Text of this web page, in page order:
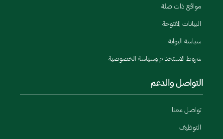
مواقع ذات صلة
البيانات المفتوحة
سياسة البوابة
شروط الاستخدام وسياسة الخصوصية
التواصل والدعم
تواصل معنا
التوظيف